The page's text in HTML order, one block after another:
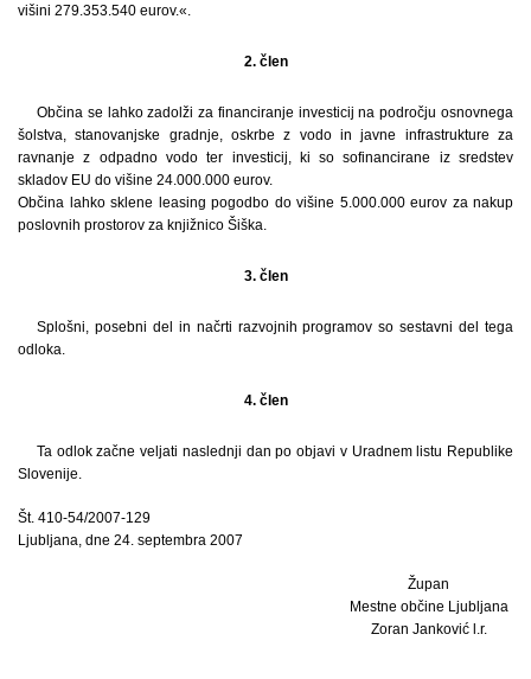
višini 279.353.540 eurov.«.
2. člen
Občina se lahko zadolži za financiranje investicij na področju osnovnega
šolstva, stanovanjske gradnje, oskrbe z vodo in javne infrastrukture za
ravnanje z odpadno vodo ter investicij, ki so sofinancirane iz sredstev
skladov EU do višine 24.000.000 eurov.
Občina lahko sklene leasing pogodbo do višine 5.000.000 eurov za nakup
poslovnih prostorov za knjižnico Šiška.
3. člen
Splošni, posebni del in načrti razvojnih programov so sestavni del tega
odloka.
4. člen
Ta odlok začne veljati naslednji dan po objavi v Uradnem listu Republike
Slovenije.
Št. 410-54/2007-129
Ljubljana, dne 24. septembra 2007
Župan
Mestne občine Ljubljana
Zoran Janković l.r.